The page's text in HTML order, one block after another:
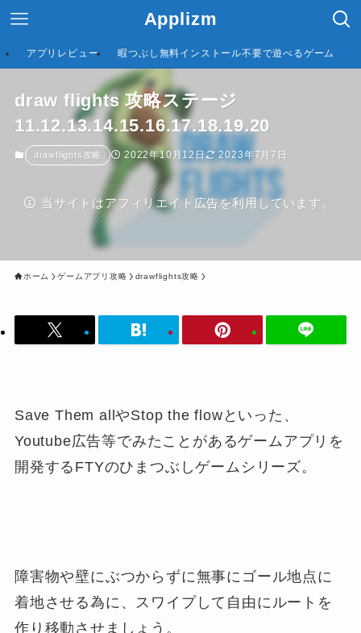
Applizm
アプリレビュー 暇つぶし無料インストール不要で遊べるゲーム
draw flights 攻略ステージ
11.12.13.14.15.16.17.18.19.20
drawflights攻略 2022年10月12日 2023年7月7日
当サイトはアフィリエイト広告を利用しています。
ホーム ゲームアプリ攻略 drawflights攻略
Save Them allやStop the flowといった、
Youtube広告等でみたことがあるゲームアプリを
開発するFTYのひまつぶしゲームシリーズ。
障害物や壁にぶつからずに無事にゴール地点に
着地させる為に、スワイプして自由にルートを
作り移動させましょう。